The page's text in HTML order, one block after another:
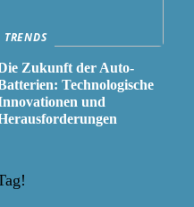
TRENDS
Zukunft der Auto-
Technologische
und